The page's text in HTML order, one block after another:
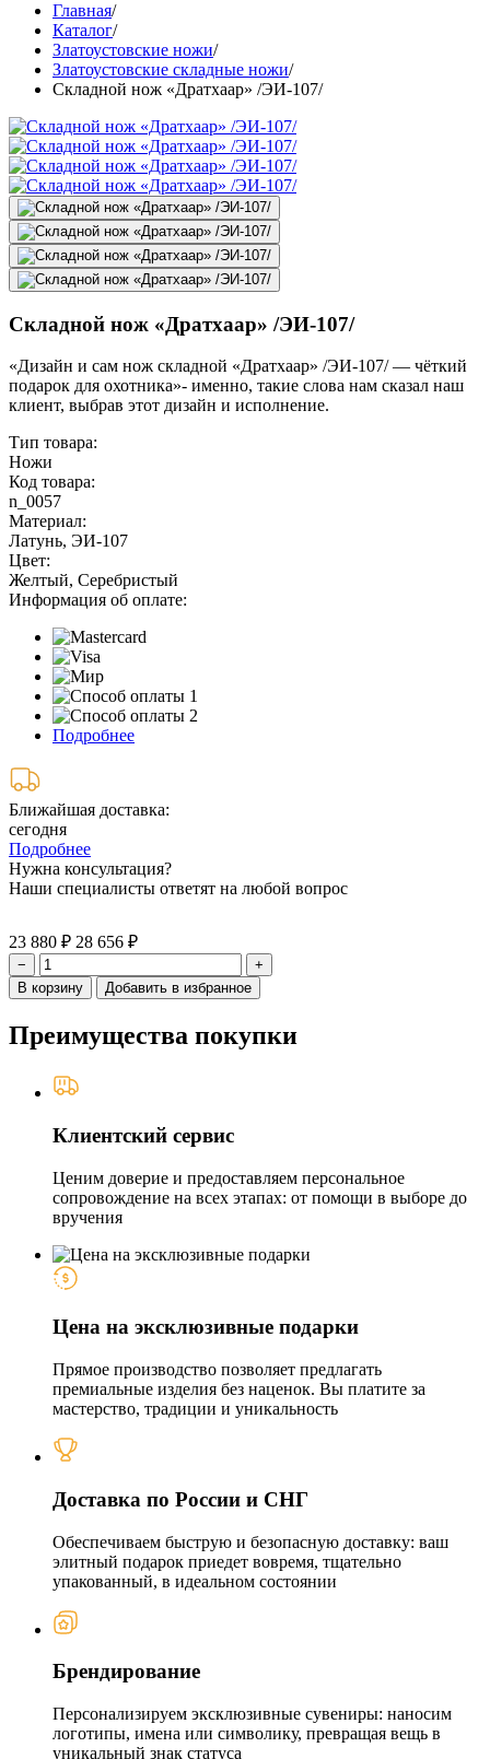
Главная/
Каталог/
Златоустовские ножи/
Златоустовские складные ножи/
Складной нож «Дратхаар» /ЭИ-107/
Складной нож «Дратхаар» /ЭИ-107/
«Дизайн и сам нож складной «Дратхаар» /ЭИ-107/ — чёткий
подарок для охотника»- именно, такие слова нам сказал наш
клиент, выбрав этот дизайн и исполнение.
Тип товара:
Ножи
Код товара:
n_0057
Материал:
Латунь, ЭИ-107
Цвет:
Желтый, Серебристый
Информация об оплате:
Подробнее
Ближайшая доставка:
сегодня
Подробнее
Нужна консультация?
Наши специалисты ответят на любой вопрос
23 880 ₽ 28 656 ₽
−
+
В корзину
Добавить в избранное
Преимущества покупки
Клиентский сервис
Ценим доверие и предоставляем персональное
сопровождение на всех этапах: от помощи в выборе до
вручения
Цена на эксклюзивные подарки
Прямое производство позволяет предлагать
премиальные изделия без наценок. Вы платите за
мастерство, традиции и уникальность
Доставка по России и СНГ
Обеспечиваем быструю и безопасную доставку: ваш
элитный подарок приедет вовремя, тщательно
упакованный, в идеальном состоянии
Брендирование
Персонализируем эксклюзивные сувениры: наносим
логотипы, имена или символику, превращая вещь в
уникальный знак статуса